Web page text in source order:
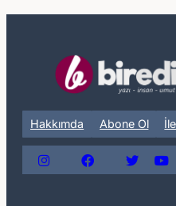
Hakkımda Abone Ol